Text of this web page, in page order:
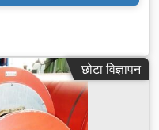
छोटा विज्ञापन